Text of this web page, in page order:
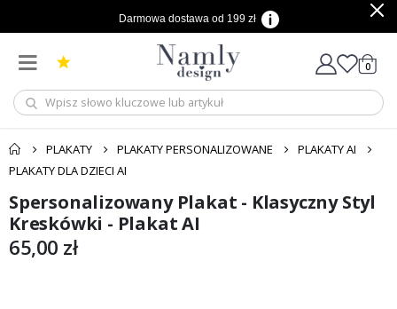
Darmowa dostawa od 199 zł
Cart
0
PLAKATY PLAKATY PERSONALIZOWANE
PLAKATY AI
PLAKATY DLA DZIECI AI
Przejdź
na
koniec
galerii
Przejdź
na
początek
galerii
Spersonalizowany Plakat - Klasyczny Styl
Kreskówki - Plakat AI
65,00 zł